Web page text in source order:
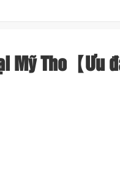
Mỹ Tho【Ưu